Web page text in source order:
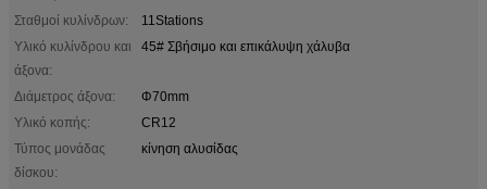
Σταθμοί κυλίνδρων:
11Stations
Υλικό κυλίνδρου και
άξονα:
45# Σβήσιμο και επικάλυψη χάλυβα
Διάμετρος άξονα:
Φ70mm
Υλικό κοπής:
CR12
Τύπος μονάδας
δίσκου:
κίνηση αλυσίδας